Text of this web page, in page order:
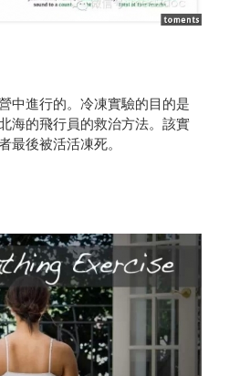
中進行的。冷凍實驗的目的是
海的飛行員的救治方法。該實
最後被活活凍死。